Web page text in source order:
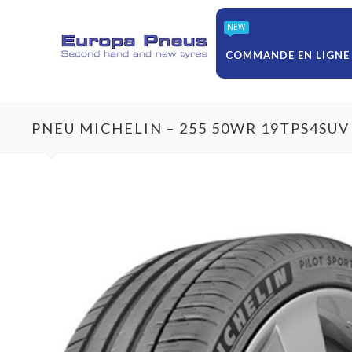
NEW
COMMANDE EN LIGNE
PNEU MICHELIN – 255 50WR 19TPS4SUV